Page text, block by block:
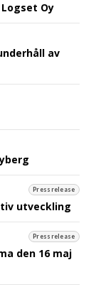
Oy
av
Pressrelease
utveckling
Pressrelease
den 16 maj